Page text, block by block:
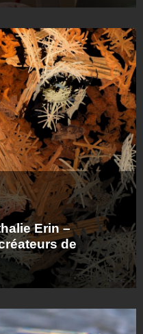
Erin –
de